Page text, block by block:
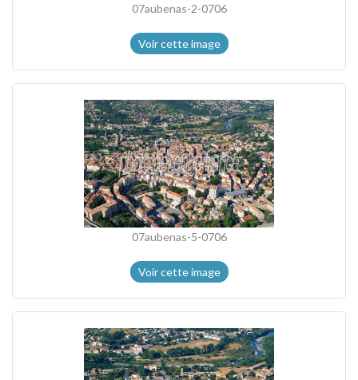
07aubenas-2-0706
Voir cette image
07aubenas-5-0706
Voir cette image